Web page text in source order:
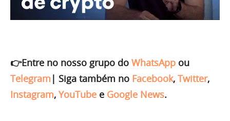
👉Entre no nosso grupo do WhatsApp ou
Telegram | Siga também no Facebook, Twitter,
Instagram, YouTube e Google News.